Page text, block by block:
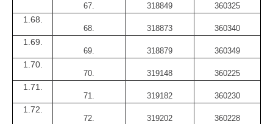
67. 318849 360325
1.68.
68. 318873 360340
1.69.
69. 318879 360349
1.70.
70. 319148 360225
1.71.
71. 319182 360230
1.72.
72. 319202 360228